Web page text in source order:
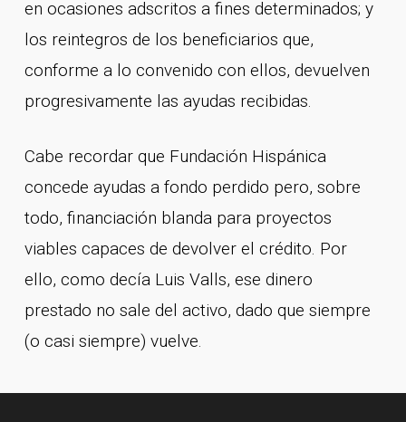
en ocasiones adscritos a fines determinados; y
los reintegros de los beneficiarios que,
conforme a lo convenido con ellos, devuelven
progresivamente las ayudas recibidas.
Cabe recordar que Fundación Hispánica
concede ayudas a fondo perdido pero, sobre
todo, financiación blanda para proyectos
viables capaces de devolver el crédito. Por
ello, como decía Luis Valls, ese dinero
prestado no sale del activo, dado que siempre
(o casi siempre) vuelve.